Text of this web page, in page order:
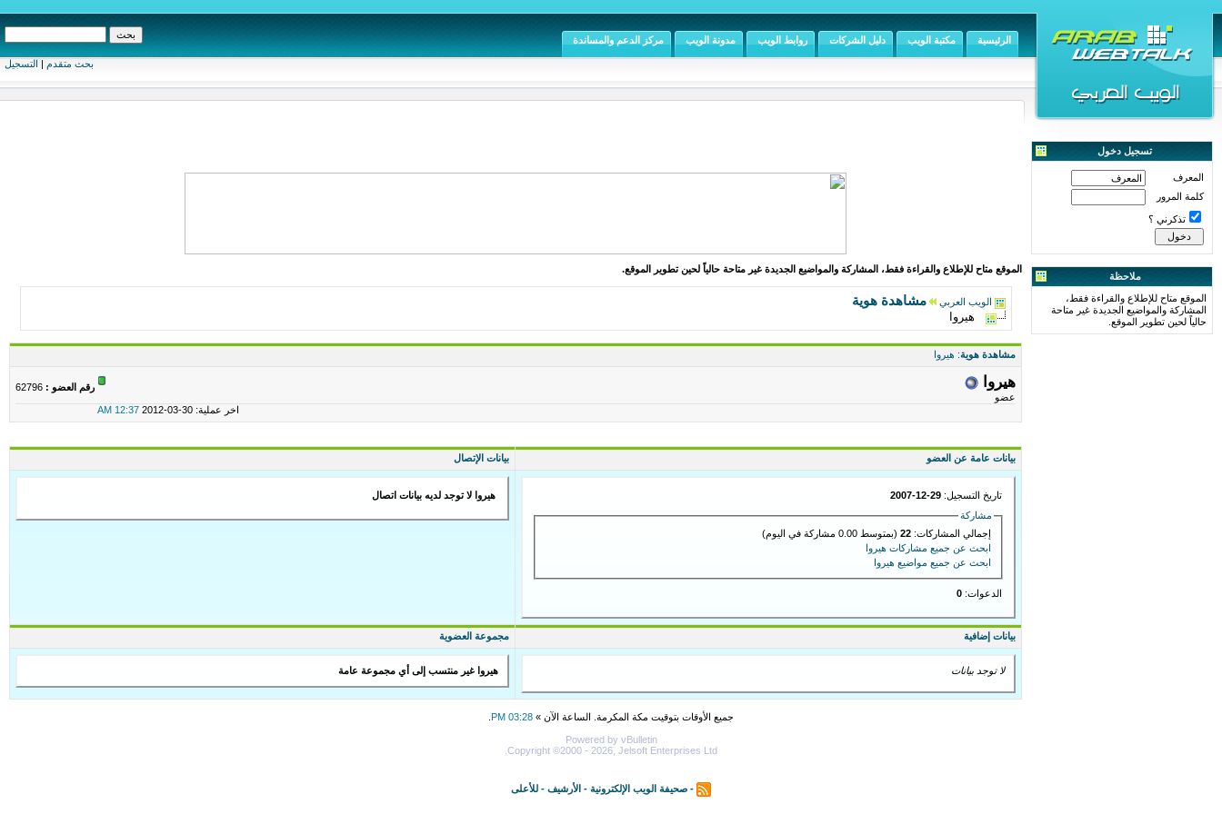
بحث متقدم | التسجيل
الرئيسية مكتبة الويب دليل الشركات روابط الويب مدونة الويب مركز الدعم والمساندة
تسجيل دخول
المعرف
كلمة المرور
تذكرني ؟
ملاحظة
الموقع متاح للإطلاع والقراءة فقط،
المشاركة والمواضيع الجديدة غير متاحة
حالياً لحين تطوير الموقع.
الموقع متاح للإطلاع والقراءة فقط، المشاركة والمواضيع الجديدة غير متاحة حالياً لحين تطوير الموقع.
الويب العربي مشاهدة هوية
هيروا
مشاهدة هوية: هيروا
هيروا
عضو
رقم العضو :
اخر عملية: 30-03-2012 12:37 AM
بيانات عامة عن العضو بيانات الإتصال
تاريخ التسجيل: 29-12-2007
مشاركة
إجمالي المشاركات:22 (بمتوسط 0.00 مشاركة في اليوم)
ابحث عن جميع مشاركات هيروا
ابحث عن جميع مواضيع هيروا
الدعوات: 0
هيروا لا توجد لديه بيانات اتصال
بيانات إضافية مجموعة العضوية
لا توجد بيانات هيروا غير منتسب إلى أي مجموعة عامة
جميع الأوقات بتوقيت مكة المكرمة. الساعة الآن » 03:28 PM
Powered by vBulletin
Copyright ©2000 - 2026, Jelsoft Enterprises Ltd.
- صحيفة الويب الإلكترونية - الأرشيف - للأعلى